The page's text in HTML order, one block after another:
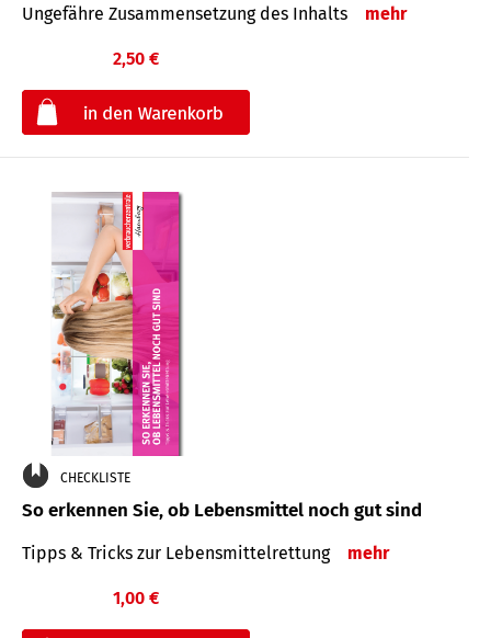
Ungefähre Zusammensetzung des Inhalts mehr
2,50 €
CHECKLISTE
So erkennen Sie, ob Lebensmittel noch gut sind
Tipps & Tricks zur Lebensmittelrettung mehr
1,00 €